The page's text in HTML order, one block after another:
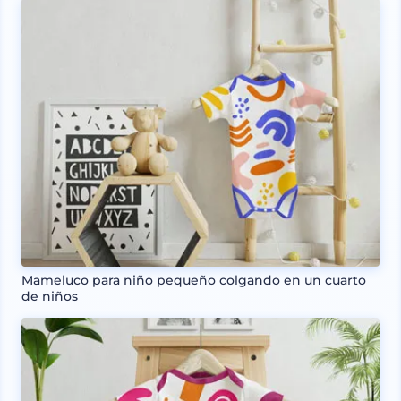
Mameluco para niño pequeño colgando en un cuarto
de niños